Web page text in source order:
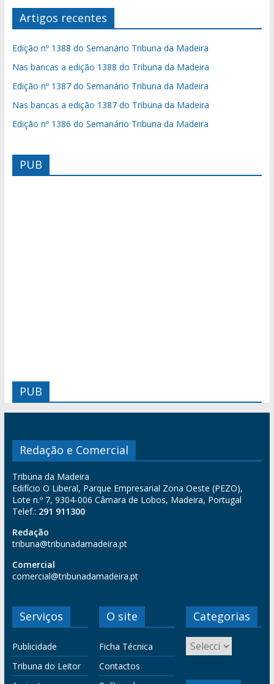
Artigos recentes
Edição nº 1388 do Semanário Tribuna da Madeira
Nas bancas a edição 1388 do Tribuna da Madeira
Edição nº 1387 do Semanário Tribuna da Madeira
Nas bancas a edição 1387 do Tribuna da Madeira
Edição nº 1386 do Semanário Tribuna da Madeira
PUB
PUB
Redação e Comercial
Tribuna da Madeira
Edifício O Liberal, Parque Empresarial Zona Oeste (PEZO),
Lote n.º 7, 9304-006 Câmara de Lobos, Madeira, Portugal
Telef.: 291 911300
Redação
tribuna@tribunadamadeira.pt
Comercial
comercial@tribunadamadeira.pt
Serviços
Publicidade
Tribuna do Leitor
O site
Ficha Técnica
Contactos
Categorias